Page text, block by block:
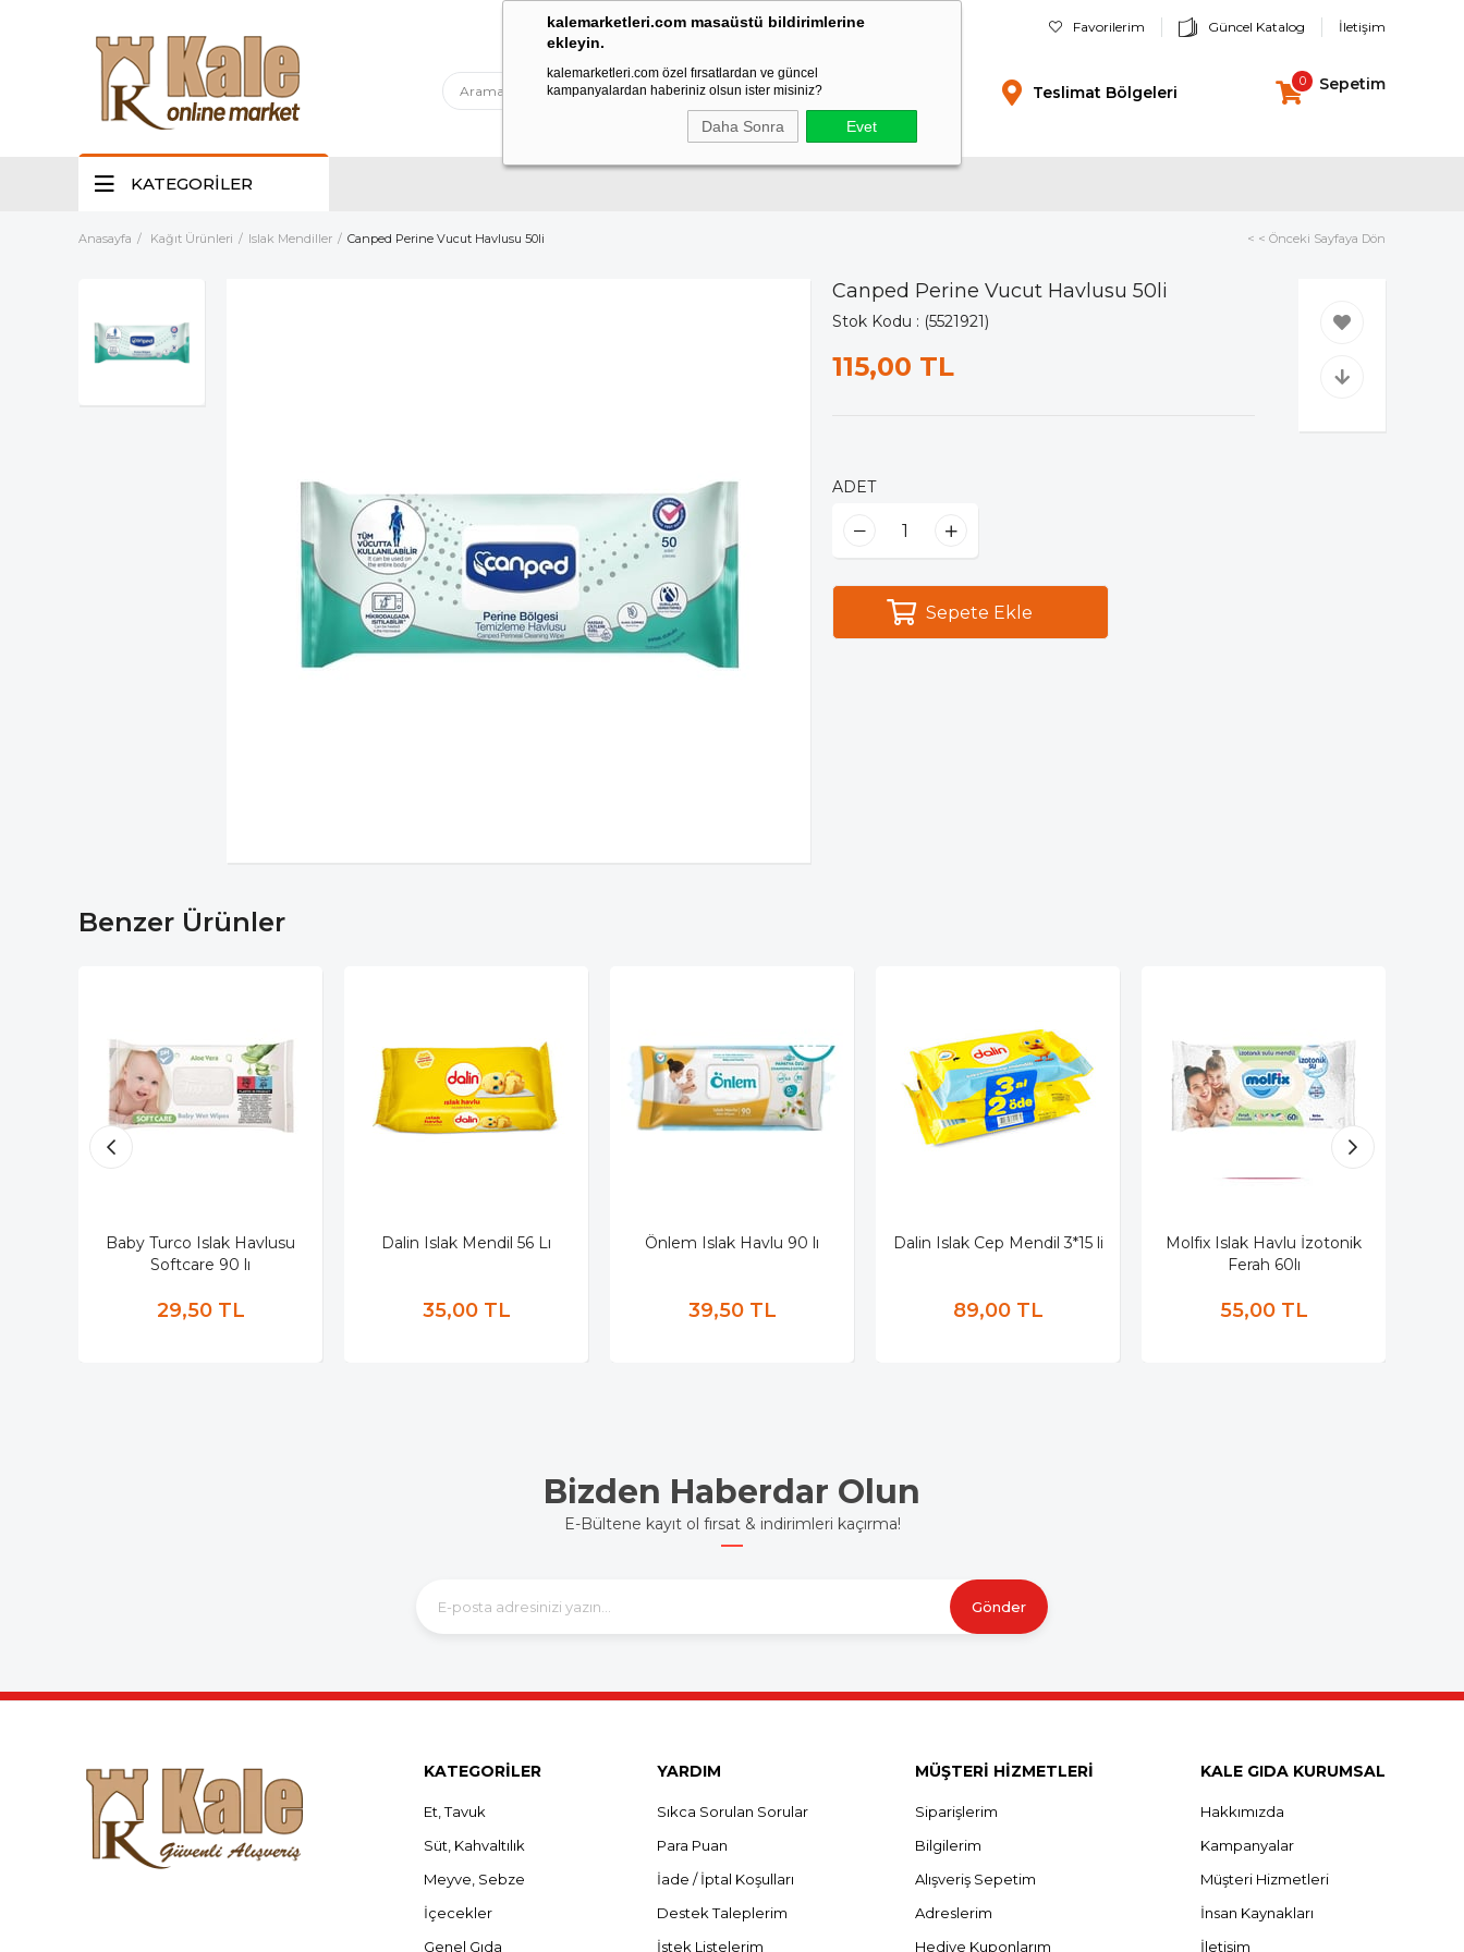
kalemarketleri.com masaüstü bildirimlerine
ekleyin.
kalemarketleri.com özel fırsatlardan ve güncel
kampanyalardan haberiniz olsun ister misiniz?
Daha Sonra Evet
Favorilerim Güncel Katalog İletişim
Sepetim
0
Teslimat Bölgeleri
KATEGORİLER
Anasayfa Kağıt Ürünleri Islak Mendiller Canped Perine Vucut Havlusu 50li < < Önceki Sayfaya Dön
Canped Perine Vucut Havlusu 50li
Stok Kodu (5521921)
115,00 TL
ADET
Benzer Ürünler
Baby Turco Islak Havlusu
Softcare 90 lı
29,50 TL
Dalin Islak Mendil 56 Lı
35,00 TL
Önlem Islak Havlu 90 lı
39,50 TL
Dalin Islak Cep Mendil 3*15 li
89,00 TL
Molfix Islak Havlu İzotonik
Ferah 60lı
55,00 TL
Bizden Haberdar Olun
E-Bültene kayıt ol fırsat & indirimleri kaçırma!
Gönder
KATEGORİLER
Et, Tavuk
Süt, Kahvaltılık
Meyve, Sebze
İçecekler
Genel Gıda
YARDIM
Sıkca Sorulan Sorular
Para Puan
İade / İptal Koşulları
Destek Taleplerim
İstek Listelerim
MÜŞTERİ HİZMETLERİ
Siparişlerim
Bilgilerim
Alışveriş Sepetim
Adreslerim
Hediye Kuponlarım
KALE GIDA KURUMSAL
Hakkımızda
Kampanyalar
Müşteri Hizmetleri
İnsan Kaynakları
İletişim